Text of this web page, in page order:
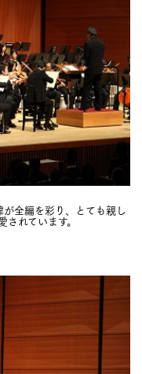
全編を彩り、とても親し
れています。